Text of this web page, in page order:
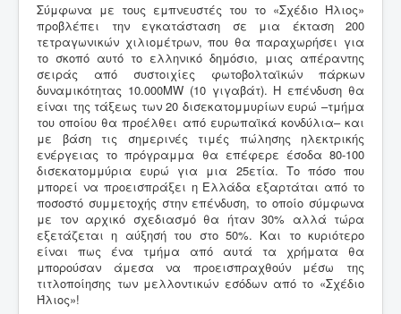
Σύμφωνα με τους εμπνευστές του το «Σχέδιο Ήλιος»
προβλέπει την εγκατάσταση σε μια έκταση 200
τετραγωνικών χιλιομέτρων, που θα παραχωρήσει για
το σκοπό αυτό το ελληνικό δημόσιο, μιας απέραντης
σειράς από συστοιχίες φωτοβολταϊκών πάρκων
δυναμικότητας 10.000MW (10 γιγαβάτ). Η επένδυση θα
είναι της τάξεως των 20 δισεκατομμυρίων ευρώ –τμήμα
του οποίου θα προέλθει από ευρωπαϊκά κονδύλια– και
με βάση τις σημερινές τιμές πώλησης ηλεκτρικής
ενέργειας το πρόγραμμα θα επέφερε έσοδα 80-100
δισεκατομμύρια ευρώ για μια 25ετία. Το πόσο που
μπορεί να προεισπράξει η Ελλάδα εξαρτάται από το
ποσοστό συμμετοχής στην επένδυση, το οποίο σύμφωνα
με τον αρχικό σχεδιασμό θα ήταν 30% αλλά τώρα
εξετάζεται η αύξησή του στο 50%. Και το κυριότερο
είναι πως ένα τμήμα από αυτά τα χρήματα θα
μπορούσαν άμεσα να προεισπραχθούν μέσω της
τιτλοποίησης των μελλοντικών εσόδων από το «Σχέδιο
Ήλιος»!